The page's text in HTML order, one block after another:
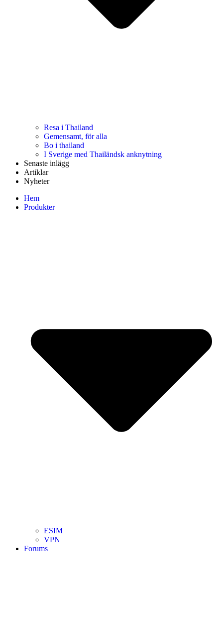
Resa i Thailand
Gemensamt, för alla
Bo i thailand
I Sverige med Thailändsk anknytning
Senaste inlägg
Artiklar
Nyheter
Hem
Produkter
ESIM
VPN
Forums